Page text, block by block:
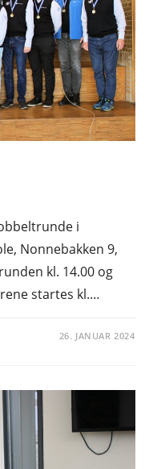
i
Nonnebakken 9,
kl. 14.00 og
startes kl.…
26. JANUAR 2024